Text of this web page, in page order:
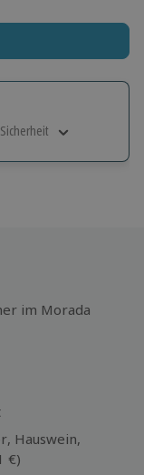
im Morada
Hauswein,
€)